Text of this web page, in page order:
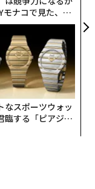
ナコで見た、く
営哲学
なスポーツウォッ
臨する「ピアジ